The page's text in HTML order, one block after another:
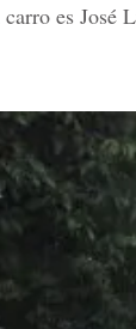
es José